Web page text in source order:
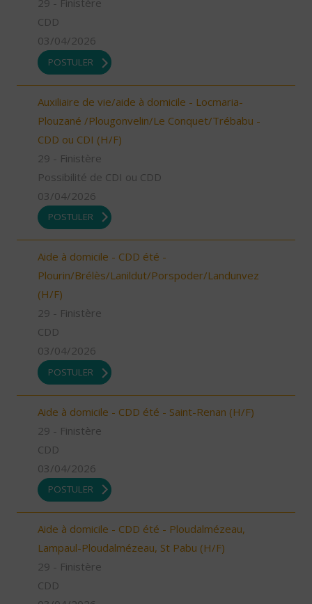
29 - Finistère
CDD
03/04/2026
POSTULER
Auxiliaire de vie/aide à domicile - Locmaria-
Plouzané /Plougonvelin/Le Conquet/Trébabu -
CDD ou CDI (H/F)
29 - Finistère
Possibilité de CDI ou CDD
03/04/2026
POSTULER
Aide à domicile - CDD été -
Plourin/Brélès/Lanildut/Porspoder/Landunvez
(H/F)
29 - Finistère
CDD
03/04/2026
POSTULER
Aide à domicile - CDD été - Saint-Renan (H/F)
29 - Finistère
CDD
03/04/2026
POSTULER
Aide à domicile - CDD été - Ploudalmézeau,
Lampaul-Ploudalmézeau, St Pabu (H/F)
29 - Finistère
CDD